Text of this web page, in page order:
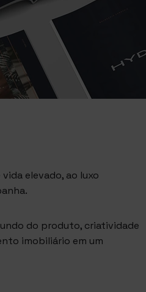
elevado, ao luxo
do produto, criatividade
imobiliário em um